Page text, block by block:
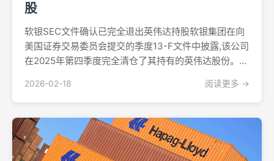
股
软银SEC文件确认已完全退出英伟达持股软银集团在向
美国证券交易委员会提交的季度13-F文件中披露,该公司
在2025年第四季度完全清仓了其持有的英伟达股份。这
出这家芯片制造商的交易,该交易于2025年11月首次由
软银宣布。周二早盘交易中,英伟达股价在文件...
2026-02-18 阅读更多 →